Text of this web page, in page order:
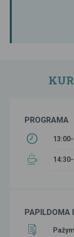
PROGRAMA
PAPILDOMA